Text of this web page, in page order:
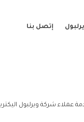
إتصل بنا
عملاء شركة ويرلبول